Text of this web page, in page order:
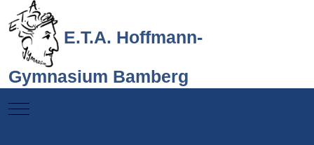
E.T.A. Hoffmann-
Gymnasium Bamberg
Mobile Menu Toggle